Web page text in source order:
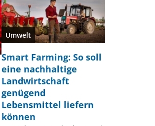
Umwelt
Smart Farming: So soll
eine nachhaltige
Landwirtschaft
genügend
Lebensmittel liefern
können